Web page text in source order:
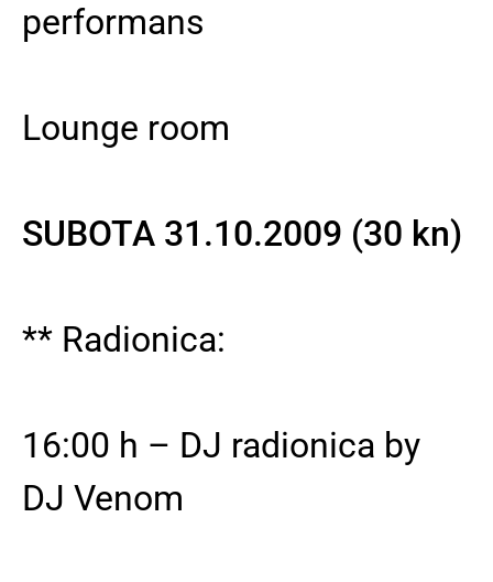
performans
Lounge room
SUBOTA 31.10.2009 (30 kn)
** Radionica:
16:00 h – DJ radionica by
DJ Venom